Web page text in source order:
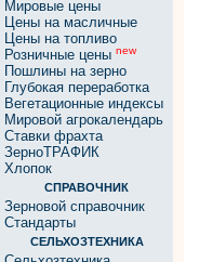
Мировые цены
Цены на масличные
Цены на топливо
Розничные цены new
Пошлины на зерно
Глубокая переработка
Вегетационные индексы
Мировой агрокалендарь
Ставки фрахта
ЗерноТРАФИК
Хлопок
СПРАВОЧНИК
Зерновой справочник
Стандарты
СЕЛЬХОЗТЕХНИКА